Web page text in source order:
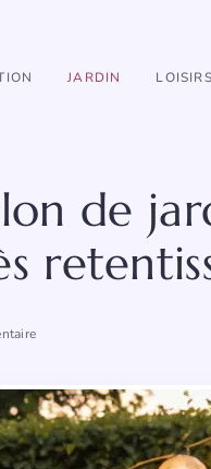
JARDIN
de